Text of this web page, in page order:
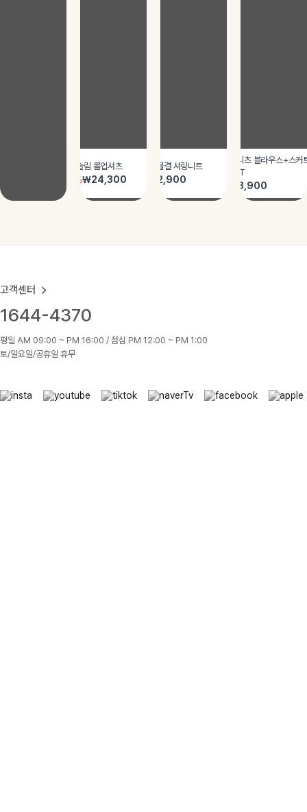
고객센터
1644-4370
평일 AM 09:00 ~ PM 16:00 / 점심 PM 12:00 ~ PM 1:00
토/일요일/공휴일 휴무